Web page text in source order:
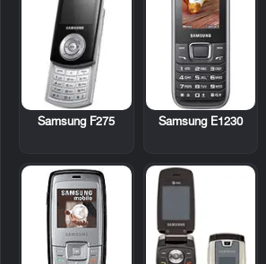
Samsung E1230
Samsung F275